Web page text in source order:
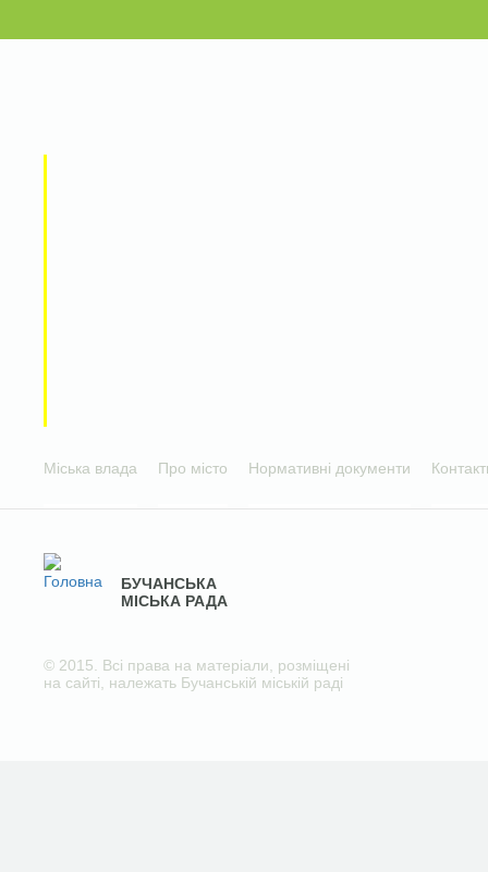
Міська влада Про місто Нормативні документи
БУЧАНСЬКА
МІСЬКА РАДА
© 2015. Всі права на матеріали, розміщені
на сайті, належать Бучанській міській раді